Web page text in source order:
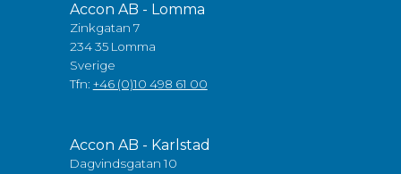
Accon AB - Lomma
Zinkgatan 7
234 35 Lomma
Sverige
Tfn: +46 (0)10 498 61 00
Accon AB - Karlstad
Dagvindsgatan 10